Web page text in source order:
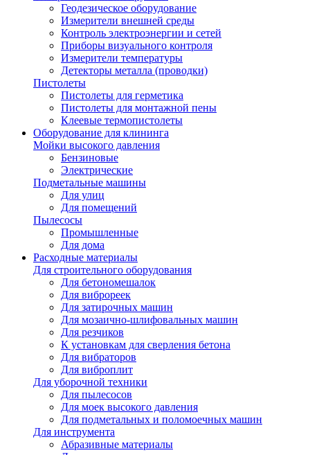
Геодезическое оборудование
Измерители внешней среды
Контроль электроэнергии и сетей
Приборы визуального контроля
Измерители температуры
Детекторы металла (проводки)
Пистолеты
Пистолеты для герметика
Пистолеты для монтажной пены
Клеевые термопистолеты
Оборудование для клининга
Мойки высокого давления
Бензиновые
Электрические
Подметальные машины
Для улиц
Для помещений
Пылесосы
Промышленные
Для дома
Расходные материалы
Для строительного оборудования
Для бетономешалок
Для виброреек
Для затирочных машин
Для мозаично-шлифовальных машин
Для резчиков
К установкам для сверления бетона
Для вибраторов
Для виброплит
Для уборочной техники
Для пылесосов
Для моек высокого давления
Для подметальных и поломоечных машин
Для инструмента
Абразивные материалы